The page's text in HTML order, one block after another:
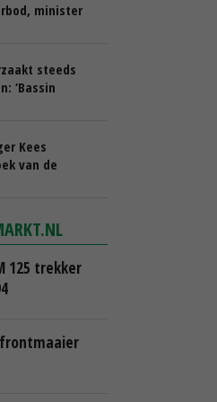
minister
steeds
‘Bassin
leeg’
Kees
van de
zelf groente
125 trekker
frontmaaier